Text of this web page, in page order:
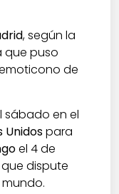
, según la
que puso
de
sábado en el
Unidospara
el 4 de
dispute